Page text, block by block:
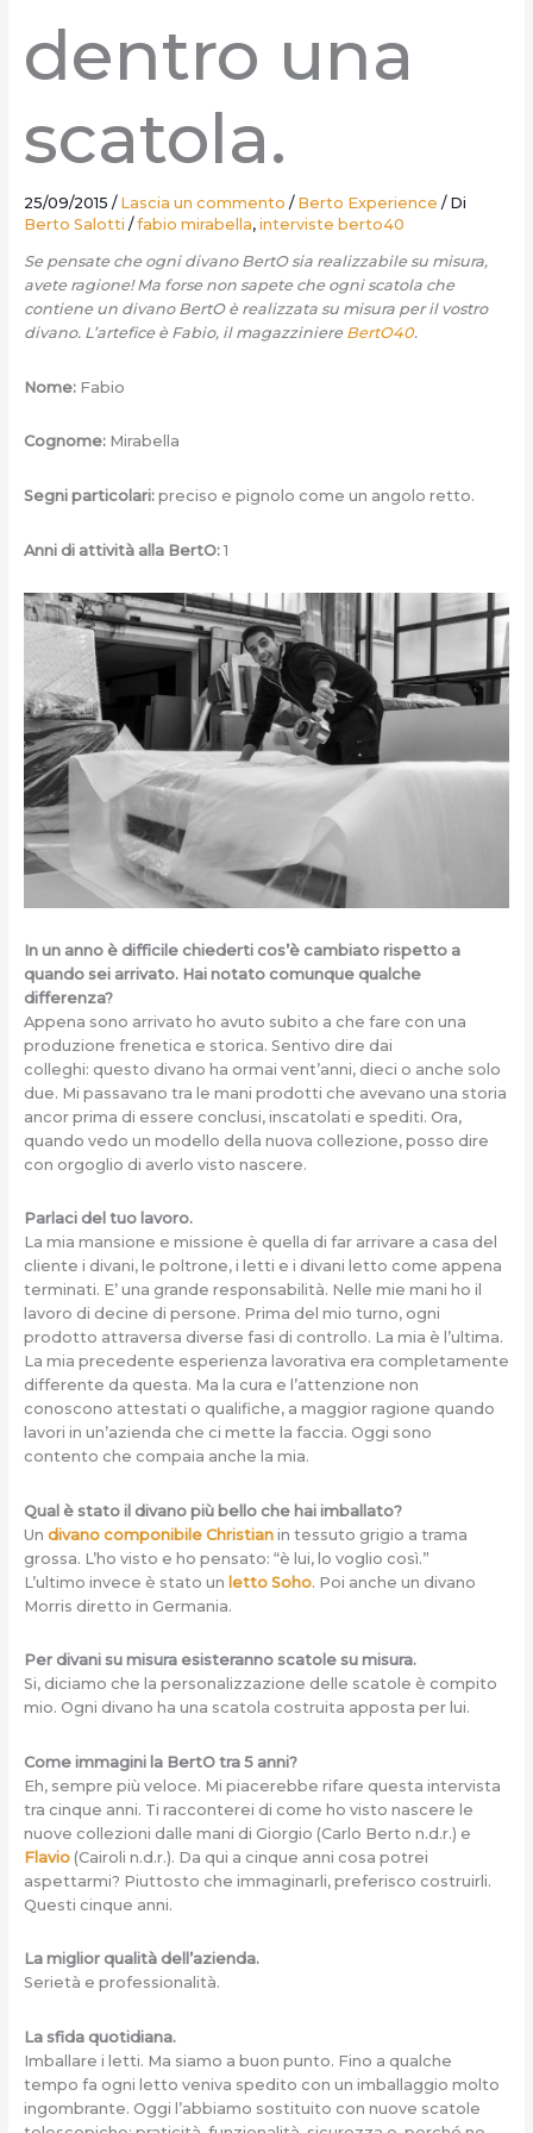
dentro una
scatola.
25/09/2015 / Lascia un commento / Berto Experience / Di
Berto Salotti /fabio mirabella, interviste berto40
Se pensate che ogni divano BertO sia realizzabile su misura,
avete ragione! Ma forse non sapete che ogni scatola che
contiene un divano BertO è realizzata su misura per il vostro
divano. L’artefice è Fabio, il magazziniere BertO40.
Nome:Fabio
Cognome:Mirabella
Segni particolari:preciso e pignolo come un angolo retto.
Anni di attività alla BertO:1
In un anno è difficile chiederti cos’è cambiato rispetto a
quando sei arrivato. Hai notato comunque qualche
differenza?
Appena sono arrivato ho avuto subito a che fare con una
produzione frenetica e storica. Sentivo dire dai
colleghi: questo divano ha ormai vent’anni, dieci o anche solo
due. Mi passavano tra le mani prodotti che avevano una storia
ancor prima di essere conclusi, inscatolati e spediti. Ora,
quando vedo un modello della nuova collezione, posso dire
con orgoglio di averlo visto nascere.
Parlaci del tuo lavoro.
La mia mansione e missione è quella di far arrivare a casa del
cliente i divani, le poltrone, i letti e i divani letto come appena
terminati. E’ una grande responsabilità. Nelle mie mani ho il
lavoro di decine di persone. Prima del mio turno, ogni
prodotto attraversa diverse fasi di controllo. La mia è l’ultima.
La mia precedente esperienza lavorativa era completamente
differente da questa. Ma la cura e l’attenzione non
conoscono attestati o qualifiche, a maggior ragione quando
lavori in un’azienda che ci mette la faccia. Oggi sono
contento che compaia anche la mia.
Qual è stato il divano più bello che hai imballato?
Un divano componibile Christianin tessuto grigio a trama
grossa. L’ho visto e ho pensato: “è lui, lo voglio così.”
L’ultimo invece è stato un letto Soho. Poi anche un divano
Morris diretto in Germania.
Per divani su misura esisteranno scatole su misura.
Si, diciamo che la personalizzazione delle scatole è compito
mio. Ogni divano ha una scatola costruita apposta per lui.
Come immagini la BertO tra 5 anni?
Eh, sempre più veloce. Mi piacerebbe rifare questa intervista
tra cinque anni. Ti racconterei di come ho visto nascere le
nuove collezioni dalle mani di Giorgio (Carlo Berto n.d.r.) e
Flavio(Cairoli n.d.r.). Da qui a cinque anni cosa potrei
aspettarmi? Piuttosto che immaginarli, preferisco costruirli.
Questi cinque anni.
La miglior qualità dell’azienda.
Serietà e professionalità.
La sfida quotidiana.
Imballare i letti. Ma siamo a buon punto. Fino a qualche
tempo fa ogni letto veniva spedito con un imballaggio molto
ingombrante. Oggi l’abbiamo sostituito con nuove scatole